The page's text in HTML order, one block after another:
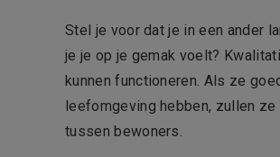
Stel je voor dat je in een ander
je je op je gemak voelt?
kunnen functioneren. Als ze
leefomgeving hebben, zullen
tussen bewoners.